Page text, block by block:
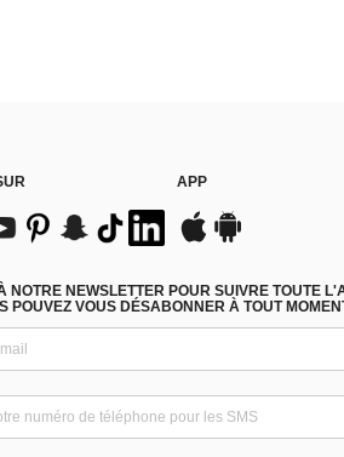
APP
NOTRE NEWSLETTER POUR SUIVRE TOUTE
POUVEZ VOUS DÉSABONNER À TOUT